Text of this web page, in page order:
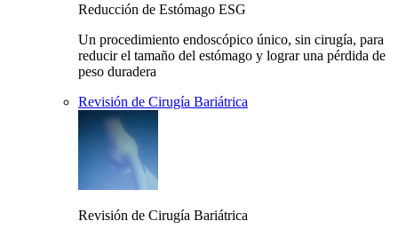
Reducción de Estómago ESG
Un procedimiento endoscópico único, sin cirugía, para
reducir el tamaño del estómago y lograr una pérdida de
peso duradera
Revisión de Cirugía Bariátrica
Revisión de Cirugía Bariátrica